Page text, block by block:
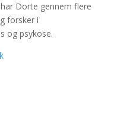
Dorte gennem flere
forsker i
og psykose.